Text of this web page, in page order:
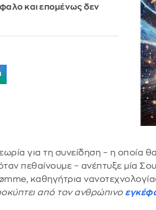
και επομένως δεν
για τη συνείδηση – η οποία
όταν πεθαίνουμε – ανέπτυξε μία
καθηγήτρια
από τον ανθρώπινο